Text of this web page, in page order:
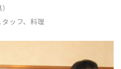
ッフ、料理